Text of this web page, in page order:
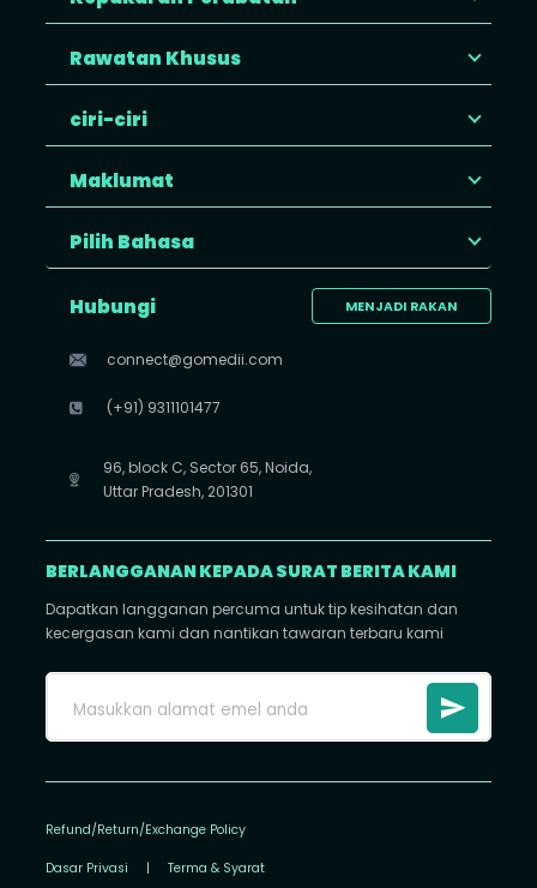
Rawatan Khusus
ciri-ciri
Maklumat
Pilih Bahasa
MENJADI RAKAN
Hubungi
connect@gomedii.com
(+91) 9311101477
96, block C, Sector 65, Noida,
Uttar Pradesh, 201301
BERLANGGANAN KEPADA SURAT BERITA KAMI
Dapatkan langganan percuma untuk tip kesihatan dan
kecergasan kami dan nantikan tawaran terbaru kami
Refund/Return/Exchange Policy
Dasar Privasi | Terma & Syarat